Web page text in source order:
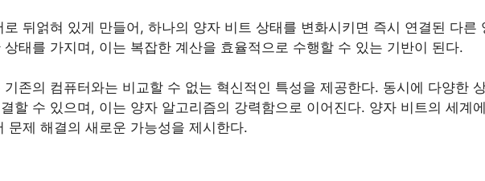
뒤얽혀 있게 만들어, 하나의 양자 비트 상태를 변화시키면 즉시 연결된 다
태를 가지며, 이는 복잡한 계산을 효율적으로 수행할 수 있는 기반이 된다.
존의 컴퓨터와는 비교할 수 없는 혁신적인 특성을 제공한다. 동시에 다양한
할 수 있으며, 이는 양자 알고리즘의 강력함으로 이어진다. 양자 비트의 세계
문제 해결의 새로운 가능성을 제시한다.